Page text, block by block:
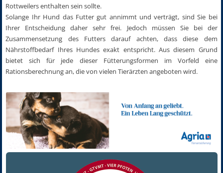
Rottweilers enthalten sein sollte.
Solange Ihr Hund das Futter gut annimmt und verträgt, sind Sie bei
Ihrer Entscheidung daher sehr frei. Jedoch müssen Sie bei der
Zusammensetzung des Futters darauf achten, dass diese dem
Nährstoffbedarf Ihres Hundes exakt entspricht. Aus diesem Grund
bietet sich für jede dieser Fütterungsformen im Vorfeld eine
Rationsberechnung an, die von vielen Tierärzten angeboten wird.